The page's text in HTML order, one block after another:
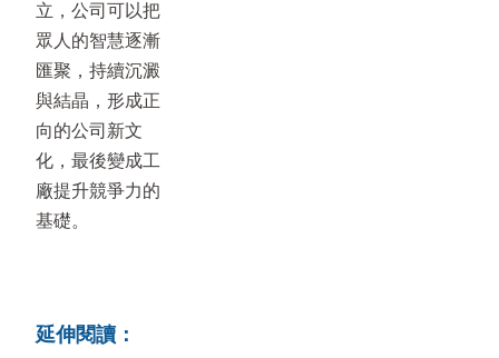
立，公司可以把
眾人的智慧逐漸
匯聚，持續沉澱
與結晶，形成正
向的公司新文
化，最後變成工
廠提升競爭力的
基礎。
延伸閱讀：